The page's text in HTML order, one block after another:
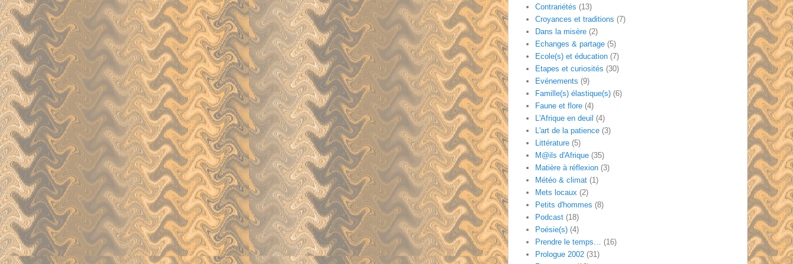
Contrariétés (13)
Croyances et traditions (7)
Dans la misère (2)
Echanges & partage (5)
Ecole(s) et éducation (7)
Etapes et curiosités (30)
Evénements (9)
Famille(s) élastique(s) (6)
Faune et flore (4)
L'Afrique en deuil (4)
L'art de la patience (3)
Littérature (5)
M@ils d'Afrique (35)
Matière à réflexion (3)
Météo & climat (1)
Mets locaux (2)
Petits d'hommes (8)
Podcast (18)
Poésie(s) (4)
Prendre le temps… (16)
Prologue 2002 (31)